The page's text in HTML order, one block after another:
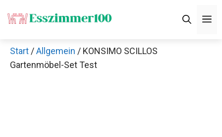
Inhalt
Start /Allgemein / KONSIMO SCILLOS
Gartenmöbel-Set Test